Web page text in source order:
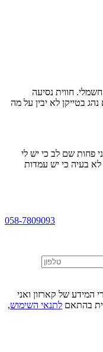
חווית נסיעה
בטייקן לא יבין על מה
קטן. 380 ק"מ. אני פחות שם לב כי יש לי
בעיה כי יש עמדות
058-7809093
המידע של קארזון ואני
בהתאם לתנאי השימוש,